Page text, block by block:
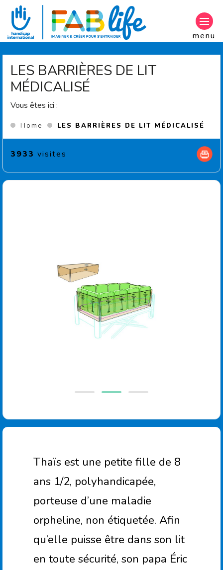
Aller au contenu principal
menu
LES BARRIÈRES DE LIT
MÉDICALISÉ
Vous êtes ici :
Home LES BARRIÈRES DE LIT MÉDICALISÉ
3933 visites
Thaïs est une petite fille de 8
ans 1/2, polyhandicapée,
porteuse d’une maladie
orpheline, non étiquetée. Afin
qu’elle puisse être dans son lit
en toute sécurité, son papa Éric